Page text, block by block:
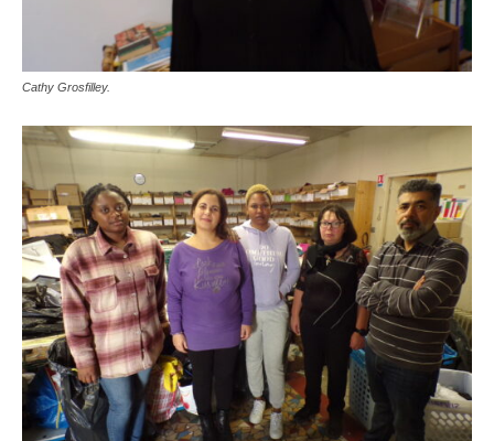
Cathy Grosfilley.